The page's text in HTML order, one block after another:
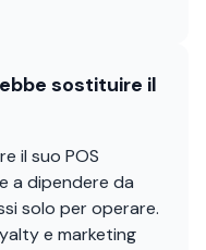
sostituire il
il suo POS
a dipendere da
solo per operare.
e marketing